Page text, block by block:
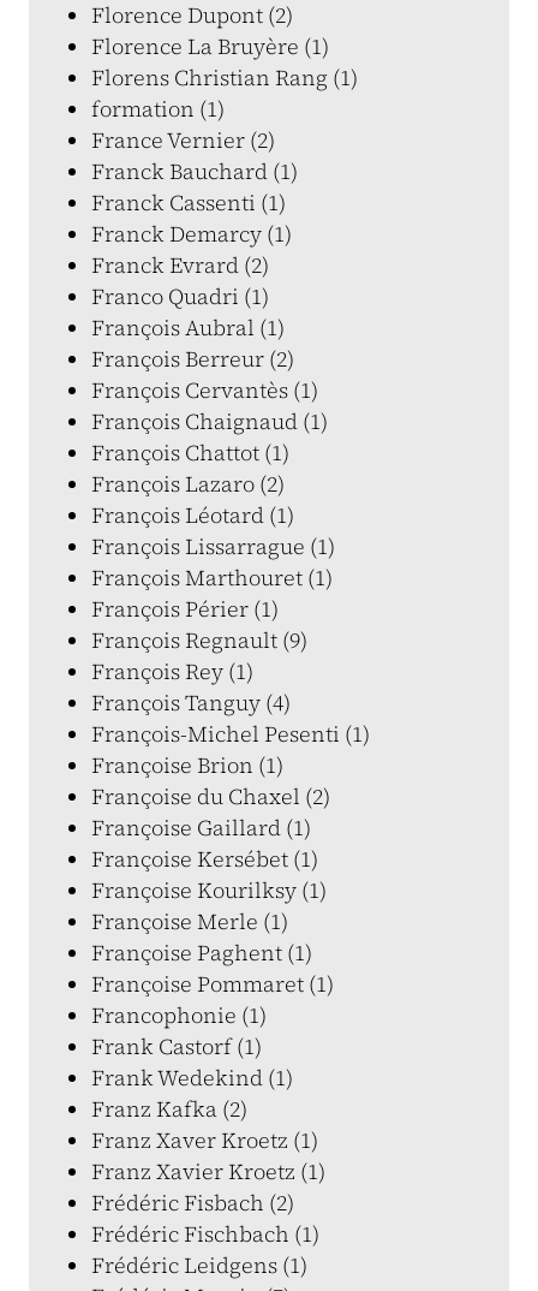
Florence Dupont (2)
Florence La Bruyère (1)
Florens Christian Rang (1)
formation (1)
France Vernier (2)
Franck Bauchard (1)
Franck Cassenti (1)
Franck Demarcy (1)
Franck Evrard (2)
Franco Quadri (1)
François Aubral (1)
François Berreur (2)
François Cervantès (1)
François Chaignaud (1)
François Chattot (1)
François Lazaro (2)
François Léotard (1)
François Lissarrague (1)
François Marthouret (1)
François Périer (1)
François Regnault (9)
François Rey (1)
François Tanguy (4)
François-Michel Pesenti (1)
Françoise Brion (1)
Françoise du Chaxel (2)
Françoise Gaillard (1)
Françoise Kersébet (1)
Françoise Kourilksy (1)
Françoise Merle (1)
Françoise Paghent (1)
Françoise Pommaret (1)
Francophonie (1)
Frank Castorf (1)
Frank Wedekind (1)
Franz Kafka (2)
Franz Xaver Kroetz (1)
Franz Xavier Kroetz (1)
Frédéric Fisbach (2)
Frédéric Fischbach (1)
Frédéric Leidgens (1)